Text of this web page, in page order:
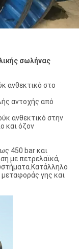
σωλήνας
ανθεκτικό στο
αντοχής από
ανθεκτικό στην
και όζον
450 bar και
με πετρελαϊκά,
γης και